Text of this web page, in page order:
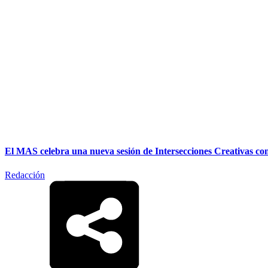
El MAS celebra una nueva sesión de Intersecciones Creativas
Redacción